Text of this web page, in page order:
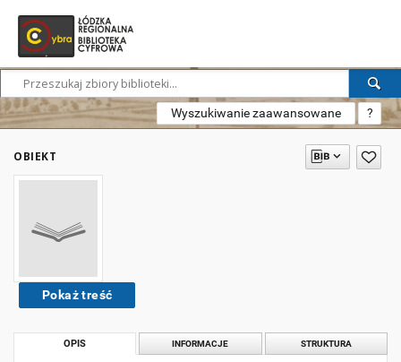
Wyszukiwanie zaawansowane ?
OBIEKT
Pokaż treść
OPIS INFORMACJE STRUKTURA